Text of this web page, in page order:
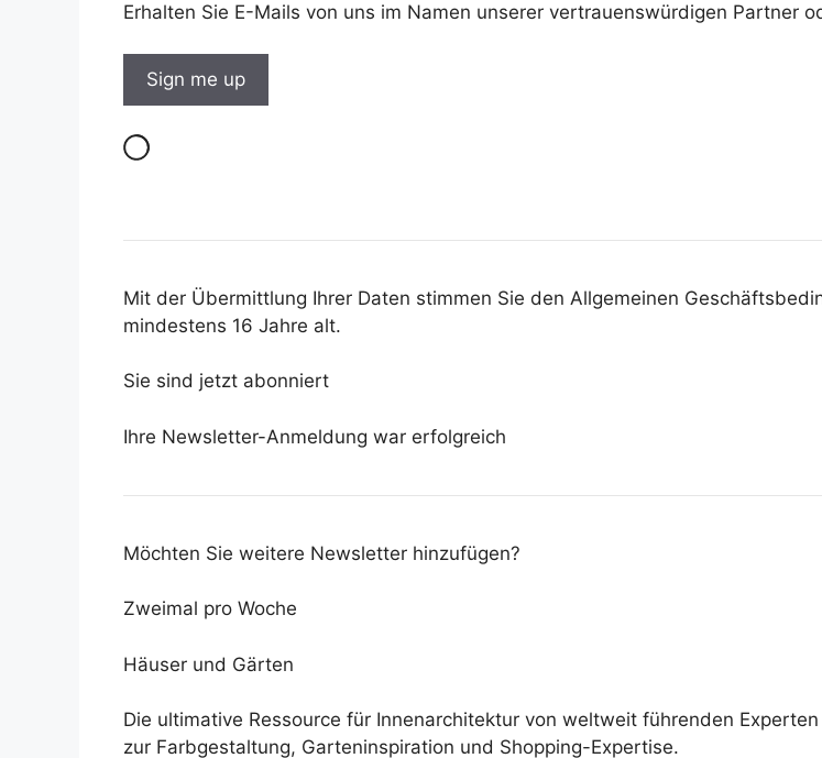
Erhalten Sie E-Mails von uns im Namen unserer vertrauenswürdigen Partner
Mit der Übermittlung Ihrer Daten stimmen Sie den Allgemeinen
mindestens 16 Jahre alt.
Sie sind jetzt abonniert
Ihre Newsletter-Anmeldung war erfolgreich
Möchten Sie weitere Newsletter hinzufügen?
Zweimal pro Woche
Häuser und Gärten
Die ultimative Ressource für Innenarchitektur von weltweit führenden
zur Farbgestaltung, Garteninspiration und Shopping-Expertise.